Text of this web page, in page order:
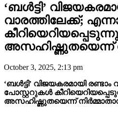
‘ബൾട്ടി’
വാരത്തിലേക്ക്;
അസഹിഷ്ണുതയെന്ന്
October 3, 2025, 2:13 pm
‘ബൾട്ടി’ വിജയകരമായി
പോസ്റ്ററുകൾ
അസഹിഷ്ണുതയെന്ന്